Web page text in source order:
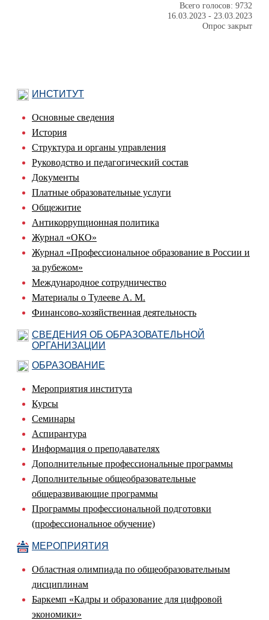
Всего голосов: 9732
16.03.2023 - 23.03.2023
Опрос закрыт
ИНСТИТУТ
Основные сведения
История
Структура и органы управления
Руководство и педагогический состав
Документы
Платные образовательные услуги
Общежитие
Антикоррупционная политика
Журнал «ОКО»
Журнал «Профессиональное образование в России и
за рубежом»
Международное сотрудничество
Материалы о Тулееве А. М.
Финансово-хозяйственная деятельность
СВЕДЕНИЯ ОБ ОБРАЗОВАТЕЛЬНОЙ
ОРГАНИЗАЦИИ
ОБРАЗОВАНИЕ
Мероприятия института
Курсы
Семинары
Аспирантура
Информация о преподавателях
Дополнительные профессиональные программы
Дополнительные общеобразовательные
общеразвивающие программы
Программы профессиональной подготовки
(профессиональное обучение)
МЕРОПРИЯТИЯ
Областная олимпиада по общеобразовательным
дисциплинам
Баркемп «Кадры и образование для цифровой
экономики»